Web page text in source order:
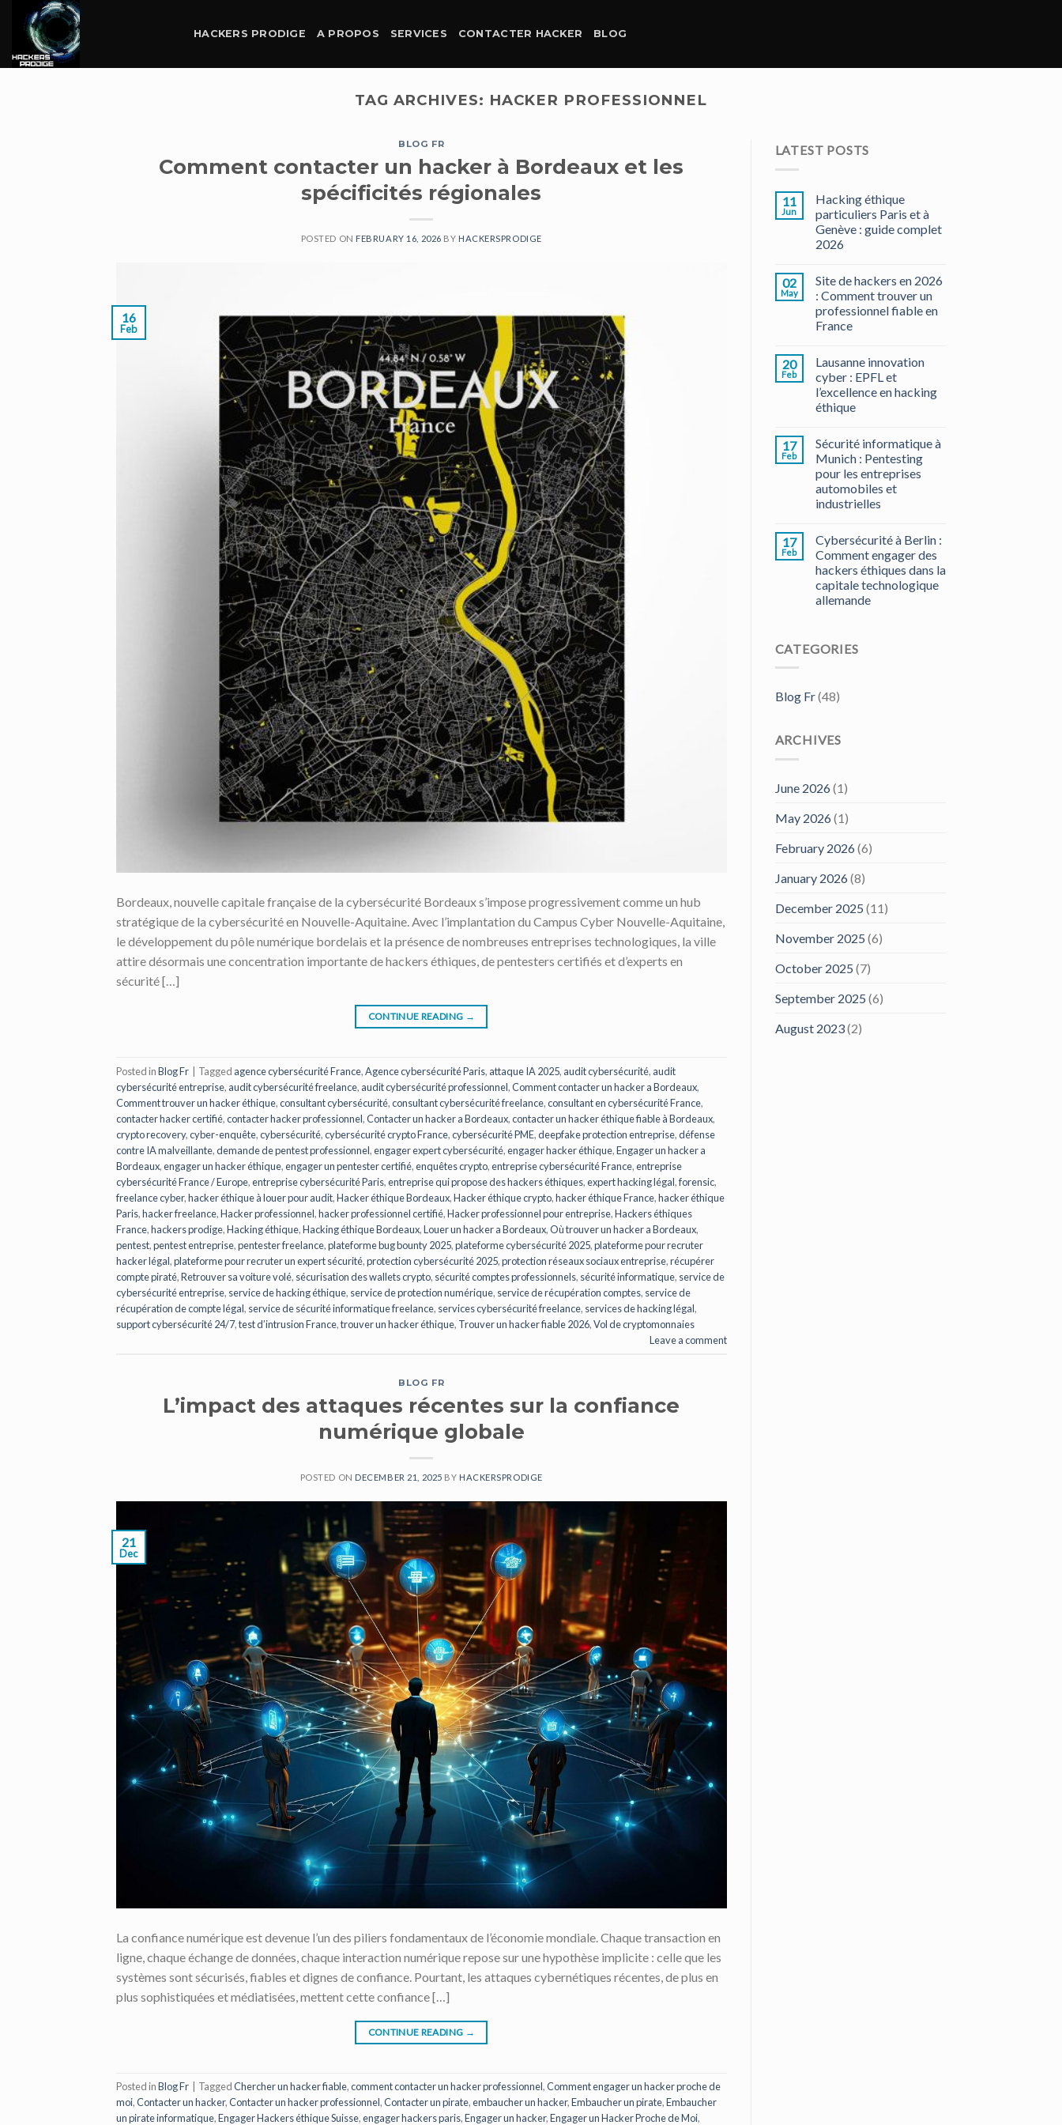
content
HACKERS PRODIGE A PROPOS SERVICES CONTACTER HACKER BLOG
TAG ARCHIVES: HACKER PROFESSIONNEL
BLOG FR
Comment contacter un hacker à Bordeaux et les
spécificités régionales
POSTED ON FEBRUARY 16, 2026 BY HACKERSPRODIGE
16
Feb
Bordeaux, nouvelle capitale française de la cybersécurité Bordeaux s’impose progressivement comme un hub
stratégique de la cybersécurité en Nouvelle-Aquitaine. Avec l’implantation du Campus Cyber Nouvelle-Aquitaine,
le développement du pôle numérique bordelais et la présence de nombreuses entreprises technologiques, la ville
attire désormais une concentration importante de hackers éthiques, de pentesters certifiés et d’experts en
sécurité […]
CONTINUE READING →
Posted inBlog Fr Tagged agence cybersécurité France,Agence cybersécurité Paris, attaque IA 2025, audit cybersécurité, audit
cybersécurité entreprise, audit cybersécurité freelance, audit cybersécurité professionnel,Comment contacter un hacker a Bordeaux,
Comment trouver un hacker éthique,consultant cybersécurité,consultant cybersécurité freelance,consultant en cybersécurité France,
contacter hacker certifié,contacter hacker professionnel,Contacter un hacker a Bordeaux,contacter un hacker éthique fiable à Bordeaux,
crypto recovery,cyber-enquête,cybersécurité,cybersécurité crypto France,cybersécurité PME,deepfake protection entreprise,défense
contre IA malveillante,demande de pentest professionnel,engager expert cybersécurité,engager hacker éthique,Engager un hacker a
Bordeaux,engager un hacker éthique,engager un pentester certifié,enquêtes crypto,entreprise cybersécurité France,entreprise
cybersécurité France / Europe,entreprise cybersécurité Paris,entreprise qui propose des hackers éthiques,expert hacking légal,forensic,
freelance cyber,hacker éthique à louer pour audit,Hacker éthique Bordeaux,Hacker éthique crypto,hacker éthique France,hacker éthique
Paris,hacker freelance,Hacker professionnel,hacker professionnel certifié,Hacker professionnel pour entreprise,Hackers éthiques
France,hackers prodige,Hacking éthique,Hacking éthique Bordeaux,Louer un hacker a Bordeaux,Où trouver un hacker a Bordeaux,
pentest,pentest entreprise,pentester freelance,plateforme bug bounty 2025,plateforme cybersécurité 2025,plateforme pour recruter
hacker légal,plateforme pour recruter un expert sécurité,protection cybersécurité 2025,protection réseaux sociaux entreprise,récupérer
compte piraté,Retrouver sa voiture volé, sécurisation des wallets crypto, sécurité comptes professionnels, sécurité informatique, service de
cybersécurité entreprise, service de hacking éthique, service de protection numérique, service de récupération comptes, service de
récupération de compte légal, service de sécurité informatique freelance, services cybersécurité freelance, services de hacking légal,
support cybersécurité 24/7,test d’intrusion France,trouver un hacker éthique, Trouver un hacker fiable 2026,Vol de cryptomonnaies
Leave a comment
BLOG FR
L’impact des attaques récentes sur la confiance
numérique globale
POSTED ON DECEMBER 21, 2025 BY HACKERSPRODIGE
21
Dec
La confiance numérique est devenue l’un des piliers fondamentaux de l’économie mondiale. Chaque transaction en
ligne, chaque échange de données, chaque interaction numérique repose sur une hypothèse implicite : celle que les
systèmes sont sécurisés, fiables et dignes de confiance. Pourtant, les attaques cybernétiques récentes, de plus en
plus sophistiquées et médiatisées, mettent cette confiance […]
CONTINUE READING →
Posted inBlog Fr TaggedChercher un hacker fiable,comment contacter un hacker professionnel,Comment engager un hacker proche de
moi,Contacter un hacker,Contacter un hacker professionnel,Contacter un pirate,embaucher un hacker,Embaucher un pirate,Embaucher
un pirate informatique,Engager Hackers éthique Suisse,engager hackers paris,Engager un hacker,Engager un Hacker Proche de Moi,
LATEST POSTS
11
Jun
Hacking éthique
particuliers Paris et à
Genève : guide complet
2026
02
May
Site de hackers en 2026
: Comment trouver un
professionnel fiable en
France
20
Feb
Lausanne innovation
cyber : EPFL et
l’excellence en hacking
éthique
17
Feb
Sécurité informatique à
Munich : Pentesting
pour les entreprises
automobiles et
industrielles
17
Feb
Cybersécurité à Berlin :
Comment engager des
hackers éthiques dans la
capitale technologique
allemande
CATEGORIES
Blog Fr(48)
ARCHIVES
June 2026(1)
May 2026(1)
February 2026(6)
January 2026(8)
December 2025 (11)
November 2025 (6)
October 2025 (7)
September 2025 (6)
August 2023(2)